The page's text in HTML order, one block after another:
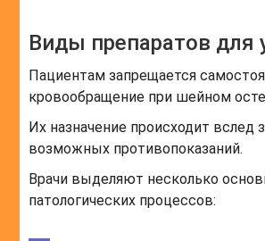
Виды препаратов для
Пациентам запрещается
кровообращение при шейном
Их назначение происходит вслед
возможных противопоказаний.
Врачи выделяют несколько
патологических процессов: